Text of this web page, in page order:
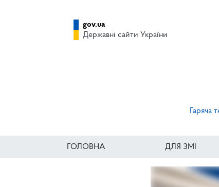
gov.ua
Державні сайти України
Гаряча
ГОЛОВНА ДЛЯ ЗМІ